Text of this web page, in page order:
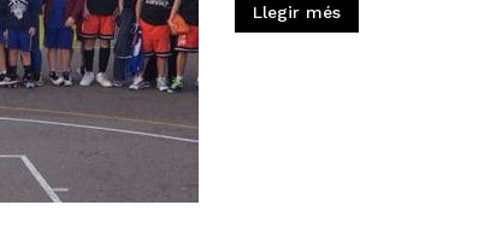
Llegir més